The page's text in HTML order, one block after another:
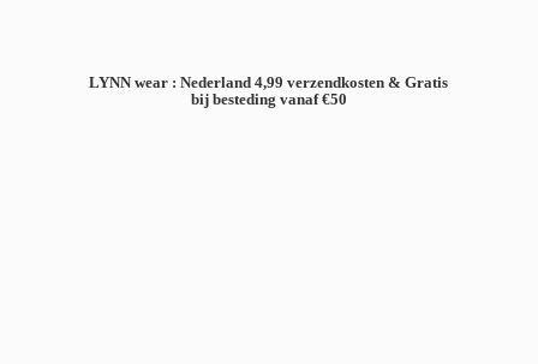
LYNN wear : Nederland 4,99 verzendkosten & Gratis
bij besteding vanaf €50